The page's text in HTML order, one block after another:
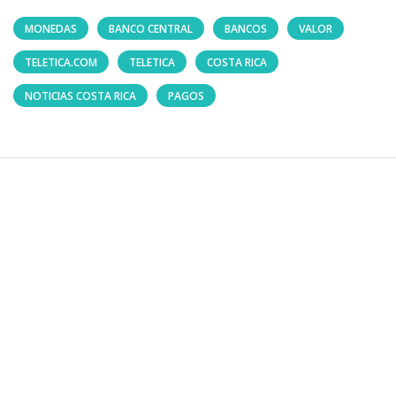
MONEDAS BANCO CENTRAL BANCOS VALOR
TELETICA.COM TELETICA COSTA RICA
NOTICIAS COSTA RICA PAGOS